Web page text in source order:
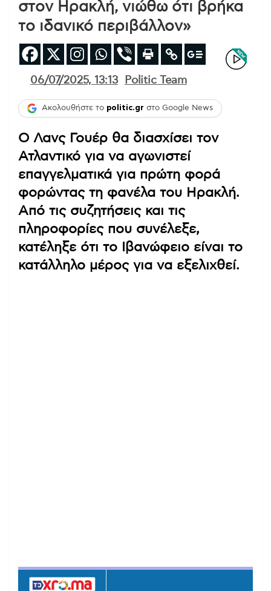
στον Ηρακλή, νιώθω ότι βρήκα
το ιδανικό περιβάλλον»
06/07/2025, 13:13 Politic Team
Ακολουθήστε το politic.gr στο Google News
Ο Λανς Γουέρ θα διασχίσει τον
Ατλαντικό για να αγωνιστεί
επαγγελματικά για πρώτη φορά
φορώντας τη φανέλα του Ηρακλή.
Από τις συζητήσεις και τις
πληροφορίες που συνέλεξε,
κατέληξε ότι το Ιβανώφειο είναι το
κατάλληλο μέρος για να εξελιχθεί.